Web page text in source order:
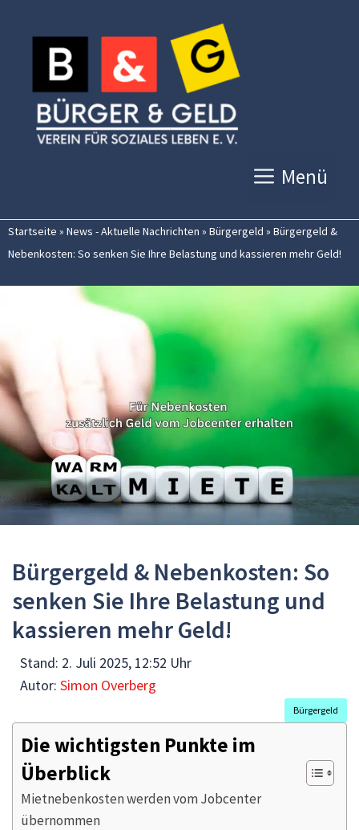
Inhalt
springen
Menü
Startseite » News - Aktuelle Nachrichten » Bürgergeld » Bürgergeld &
Nebenkosten: So senken Sie Ihre Belastung und kassieren mehr Geld!
Bürgergeld & Nebenkosten: So
senken Sie Ihre Belastung und
kassieren mehr Geld!
Stand: 2. Juli 2025, 12:52 Uhr
Autor: Simon Overberg
Bürgergeld
Die wichtigsten Punkte im
Überblick
Mietnebenkosten werden vom Jobcenter
übernommen